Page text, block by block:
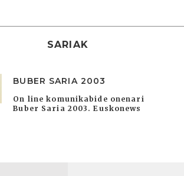
SARIAK
BUBER SARIA 2003
On line komunikabide onenari
Buber Saria 2003. Euskonews